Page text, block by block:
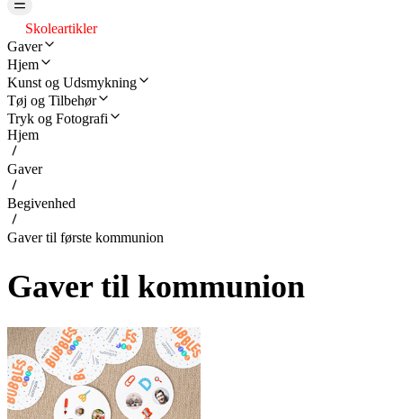
Skoleartikler
Gaver
Hjem
Kunst og Udsmykning
Tøj og Tilbehør
Tryk og Fotografi
Hjem
Gaver
Begivenhed
Gaver til første kommunion
Gaver til kommunion